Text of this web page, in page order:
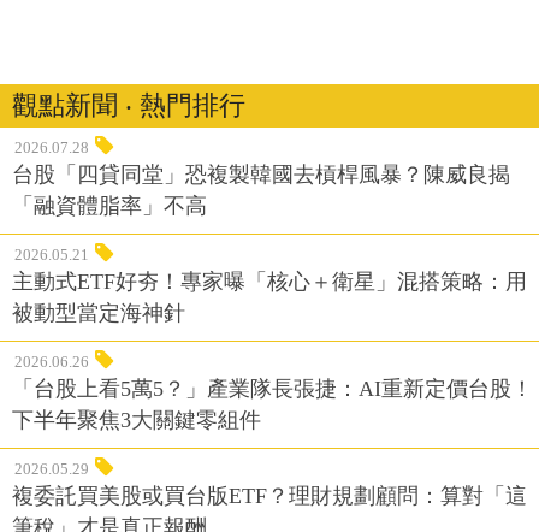
觀點新聞 ‧ 熱門排行
2026.07.28
台股「四貸同堂」恐複製韓國去槓桿風暴？陳威良揭
「融資體脂率」不高
2026.05.21
主動式ETF好夯！專家曝「核心＋衛星」混搭策略：用
被動型當定海神針
2026.06.26
「台股上看5萬5？」產業隊長張捷：AI重新定價台股！
下半年聚焦3大關鍵零組件
2026.05.29
複委託買美股或買台版ETF？理財規劃顧問：算對「這
筆稅」才是真正報酬